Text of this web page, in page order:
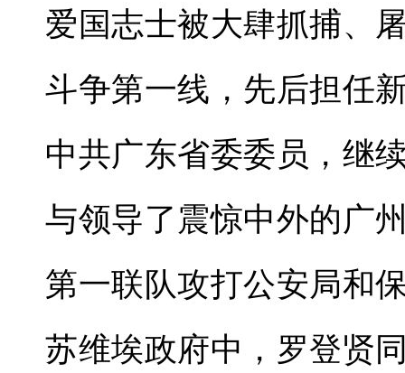
爱国志士被大肆抓捕、
斗争第一线，先后担任
中共广东省委委员，继
与领导了震惊中外的广
第一联队攻打公安局和
苏维埃政府中，罗登贤